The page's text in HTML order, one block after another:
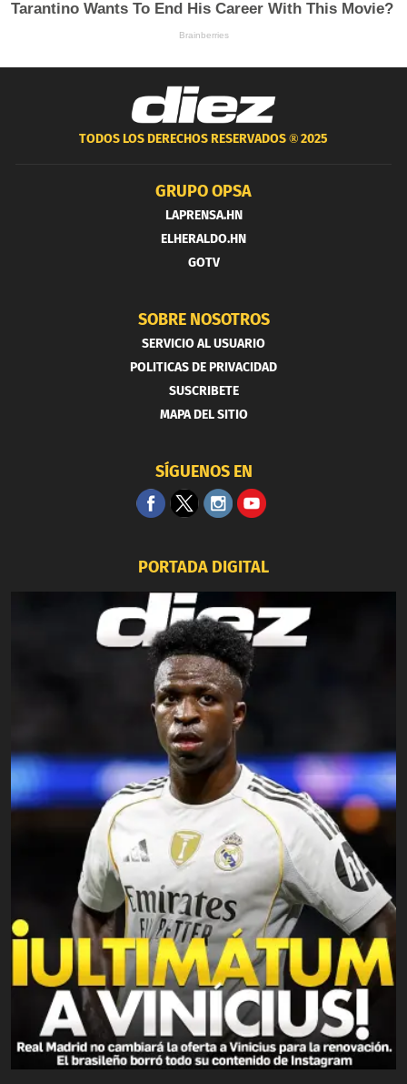
TODOS LOS DERECHOS RESERVADOS ®2025
GRUPO OPSA
LAPRENSA.HN
ELHERALDO.HN
GOTV
SOBRE NOSOTROS
SERVICIO AL USUARIO
POLITICAS DE PRIVACIDAD
SUSCRIBETE
MAPA DEL SITIO
SÍGUENOS EN
PORTADA DIGITAL